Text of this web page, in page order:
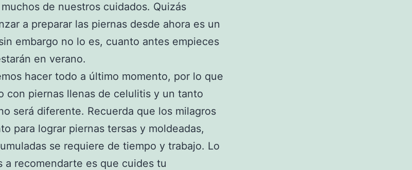
de nuestros cuidados. Quizás
a preparar las piernas desde ahora es un
embargo no lo es, cuanto antes empieces
en verano.
hacer todo a último momento, por lo que
con piernas llenas de celulitis y un tanto
será diferente. Recuerda que los milagros
para lograr piernas tersas y moldeadas,
se requiere de tiempo y trabajo. Lo
a recomendarte es que cuides tu